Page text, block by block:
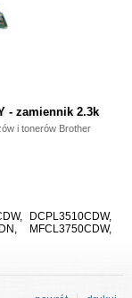
- zamiennik 2.3k
i tonerów Brother
DCPL3510CDW,
MFCL3750CDW,